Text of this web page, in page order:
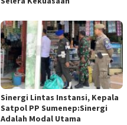
Sinergi Lintas Instansi, Kepala
Satpol PP Sumenep:Sinergi
Adalah Modal Utama